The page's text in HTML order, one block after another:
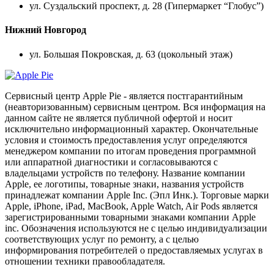
ул. Суздальский проспект, д. 28 (Гипермаркет “Глобус”)
Нижний Новгород
ул. Большая Покровская, д. 63 (цокольный этаж)
Сервисный центр Apple Pie - является постгарантийным
(неавторизованным) сервисным центром. Вся информация на
данном сайте не является публичной офертой и носит
исключительно информационный характер. Окончательные
условия и стоимость предоставления услуг определяются
менеджером компании по итогам проведения программной
или аппаратной диагностики и согласовываются с
владельцами устройств по телефону. Название компании
Apple, ее логотипы, товарные знаки, названия устройств
принадлежат компании Apple Inc. (Эпл Инк.). Торговые марки
Apple, iPhone, iPad, MacBook, Apple Watch, Air Pods является
зарегистрированными товарными знаками компании Apple
inc. Обозначения используются не с целью индивидуализации
соответствующих услуг по ремонту, а с целью
информирования потребителей о предоставляемых услугах в
отношении техники правообладателя.